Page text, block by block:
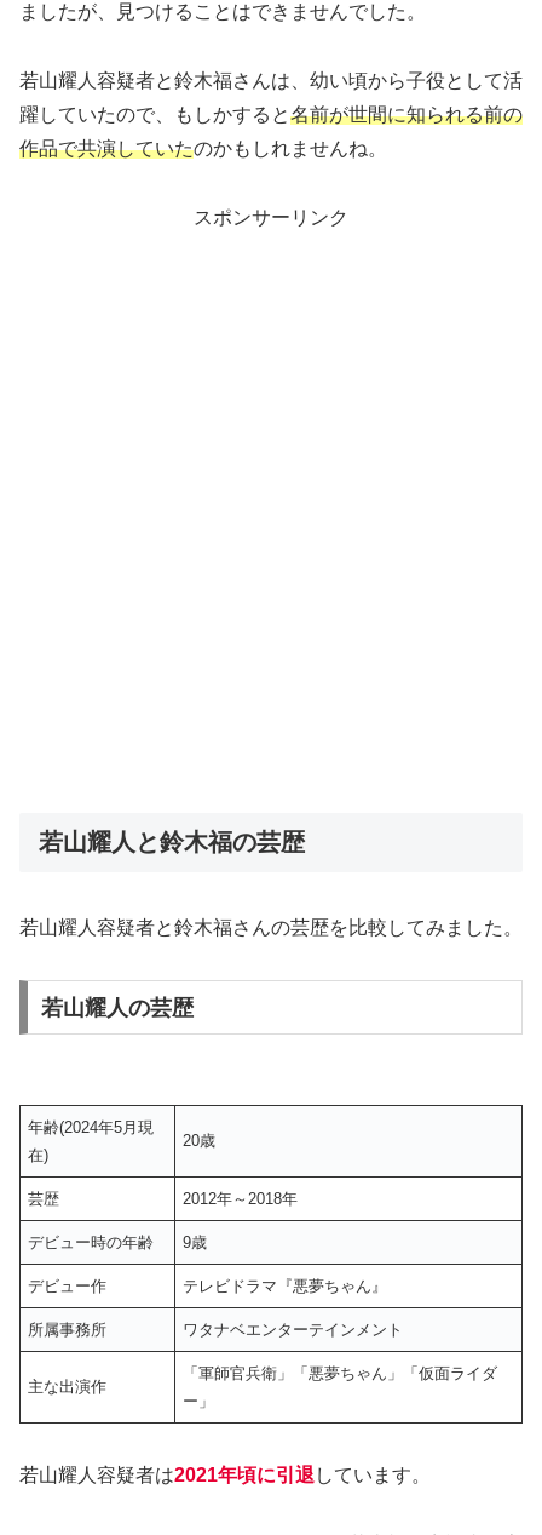
ましたが、見つけることはできませんでした。
若山耀人容疑者と鈴木福さんは、幼い頃から子役として活
躍していたので、もしかすると名前が世間に知られる前の
作品で共演していたのかもしれませんね。
スポンサーリンク
若山耀人と鈴木福の芸歴
若山耀人容疑者と鈴木福さんの芸歴を比較してみました。
若山耀人の芸歴
年齢(2024年5月現
在)
20歳
芸歴 2012年～2018年
デビュー時の年齢 9歳
デビュー作 テレビドラマ『悪夢ちゃん』
所属事務所 ワタナベエンターテインメント
主な出演作
「軍師官兵衛」「悪夢ちゃん」「仮面ライダ
ー」
若山耀人容疑者は2021年頃に引退 しています。